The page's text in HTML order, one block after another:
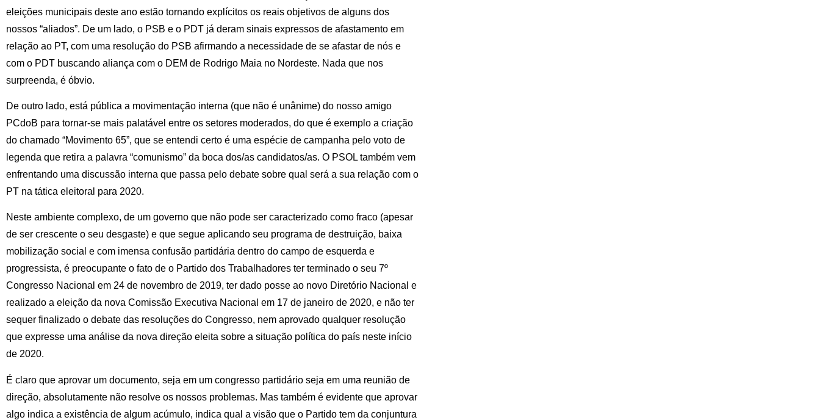
eleições municipais deste ano estão tornando explícitos os reais objetivos de alguns dos
nossos “aliados”. De um lado, o PSB e o PDT já deram sinais expressos de afastamento em
relação ao PT, com uma resolução do PSB afirmando a necessidade de se afastar de nós e
com o PDT buscando aliança com o DEM de Rodrigo Maia no Nordeste. Nada que nos
surpreenda, é óbvio.
De outro lado, está pública a movimentação interna (que não é unânime) do nosso amigo
PCdoB para tornar-se mais palatável entre os setores moderados, do que é exemplo a criação
do chamado “Movimento 65”, que se entendi certo é uma espécie de campanha pelo voto de
legenda que retira a palavra “comunismo” da boca dos/as candidatos/as. O PSOL também vem
enfrentando uma discussão interna que passa pelo debate sobre qual será a sua relação com o
PT na tática eleitoral para 2020.
Neste ambiente complexo, de um governo que não pode ser caracterizado como fraco (apesar
de ser crescente o seu desgaste) e que segue aplicando seu programa de destruição, baixa
mobilização social e com imensa confusão partidária dentro do campo de esquerda e
progressista, é preocupante o fato de o Partido dos Trabalhadores ter terminado o seu 7º
Congresso Nacional em 24 de novembro de 2019, ter dado posse ao novo Diretório Nacional e
realizado a eleição da nova Comissão Executiva Nacional em 17 de janeiro de 2020, e não ter
sequer finalizado o debate das resoluções do Congresso, nem aprovado qualquer resolução
que expresse uma análise da nova direção eleita sobre a situação política do país neste início
de 2020.
É claro que aprovar um documento, seja em um congresso partidário seja em uma reunião de
direção, absolutamente não resolve os nossos problemas. Mas também é evidente que aprovar
algo indica a existência de algum acúmulo, indica qual a visão que o Partido tem da conjuntura